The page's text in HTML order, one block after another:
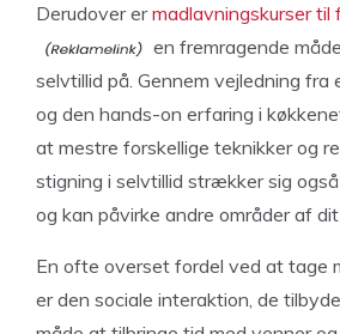
Derudover ermadlavningskurser til
en fremragende
selvtillid på. Gennem vejledning
og den hands-on erfaring i
at mestre forskellige teknikker og
stigning i selvtillid strækker sig
og kan påvirke andre områder af dit
En ofte overset fordel ved at tage
er den sociale interaktion, de